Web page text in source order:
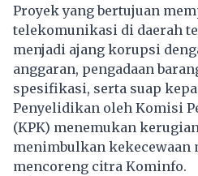
Proyek yang bertujuan
telekomunikasi di daerah
menjadi ajang korupsi
anggaran, pengadaan
spesifikasi, serta suap
Penyelidikan oleh Komisi
(KPK) menemukan
menimbulkan kekecewaan
mencoreng citra Kominfo.